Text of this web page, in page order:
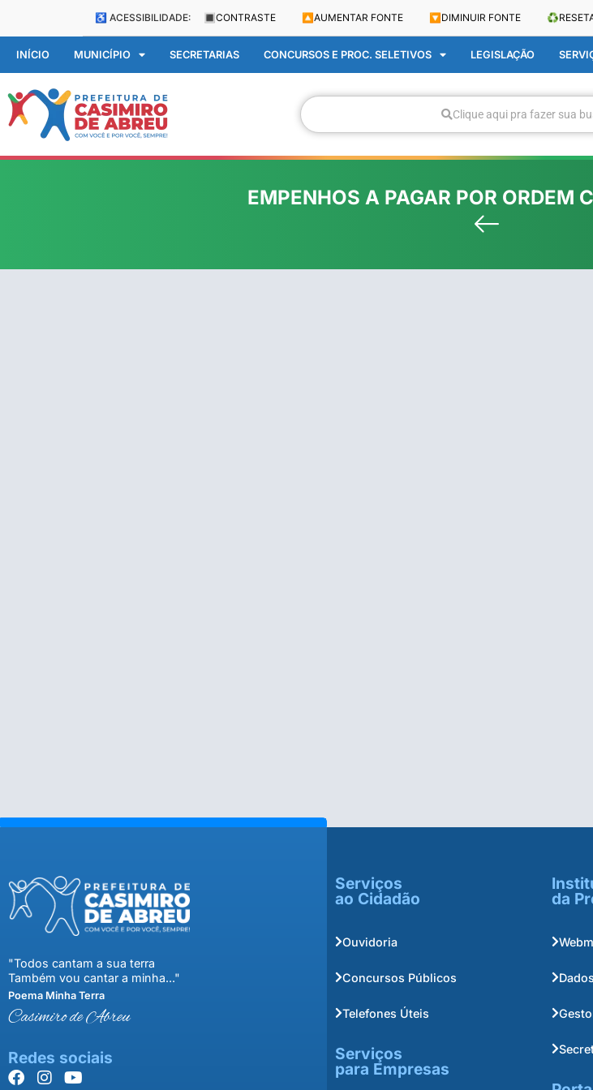
♿ ACESSIBILIDADE: 🔳 CONTRASTE 🔼 AUMENTAR FONTE 🔽 DIMINUIR FONTE ♻️
INÍCIO MUNICÍPIO SECRETARIAS CONCURSOS E PROC. SELETIVOS LEGISLAÇÃO
Clique aqui pra fazer sua
EMPENHOS A PAGAR POR ORDEM
"Todos cantam a sua terra
Também vou cantar a minha..."
Poema Minha Terra
Casimiro de Abreu
Redes sociais
Serviços
ao Cidadão
Ouvidoria
Concursos Públicos
Telefones Úteis
Serviços
para Empresas
da